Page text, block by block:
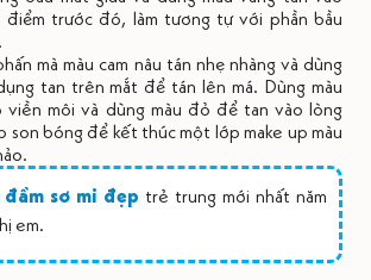
điểm trước đó, làm tương tự với phần bầu
mà màu cam nâu tán nhẹ nhàng và dùng
tan trên mắt để tán lên má. Dùng màu
viền môi và dùng màu đỏ để tan vào lòng
son bóng để kết thúc một lớp make up màu
đầm sơ mi đẹp trẻ trung mới nhất năm
em.